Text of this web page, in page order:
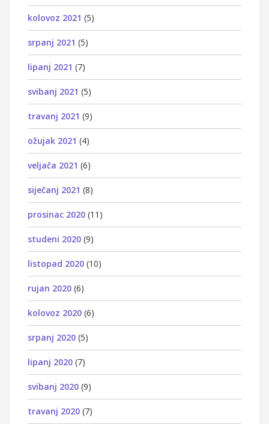
kolovoz 2021 (5)
srpanj 2021 (5)
lipanj 2021 (7)
svibanj 2021 (5)
travanj 2021 (9)
ožujak 2021 (4)
veljača 2021 (6)
siječanj 2021 (8)
prosinac 2020 (11)
studeni 2020 (9)
listopad 2020 (10)
rujan 2020 (6)
kolovoz 2020 (6)
srpanj 2020 (5)
lipanj 2020 (7)
svibanj 2020 (9)
travanj 2020 (7)